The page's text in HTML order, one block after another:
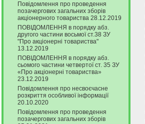
Повідомлення про проведення
позачергових загальних зборів
акціонерного товариства 28.12.2019
ПОВІДОМЛЕННЯ в порядку абз.
другого частини восьмої ст.38 ЗУ
"Про акціонерні товариства"
13.12.2019
ПОВІДОМЛЕННЯ в порядку абз.
сьомого частини четвертої ст. 35 ЗУ
«Про акціонерні товариства»
23.12.2019
Повідомлення про несвоєчасне
розкриття особливої інформації
20.10.2020
Повідомлення про проведення
позачергових загальних зборів